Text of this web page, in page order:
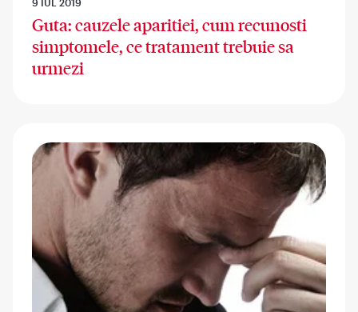
Guta: cauzele aparitiei, cum recunosti
simptomele, ce tratament trebuie sa
urmezi